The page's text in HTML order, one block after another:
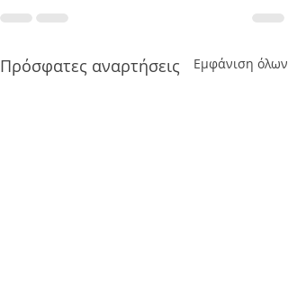
Πρόσφατες αναρτήσεις Εμφάνιση όλων